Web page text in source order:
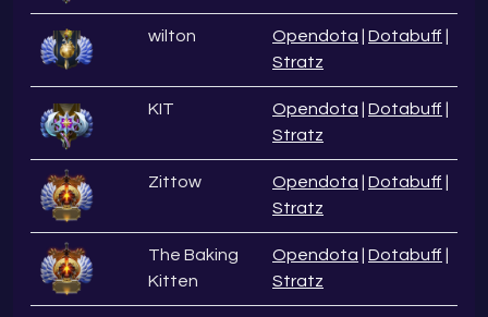
wilton Opendota Dotabuff
Stratz
KIT Opendota Dotabuff
Stratz
Zittow Opendota Dotabuff
Stratz
The Baking
Kitten
Opendota Dotabuff
Stratz